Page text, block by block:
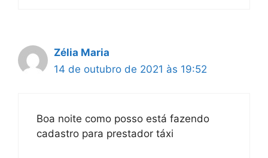
Zélia Maria
14 de outubro de 2021 às 19:52
Boa noite como posso está fazendo
cadastro para prestador táxi